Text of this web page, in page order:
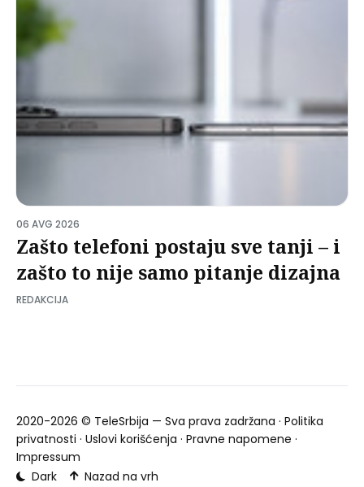
06 AVG 2026
Zašto telefoni postaju sve tanji – i
zašto to nije samo pitanje dizajna
REDAKCIJA
2020-2026 © TeleSrbija — Sva prava zadržana · Politika
privatnosti · Uslovi korišćenja · Pravne napomene ·
Impressum
Dark
Nazad na vrh